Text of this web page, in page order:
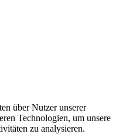
über Nutzer unserer
Technologien, um unsere
zu analysieren.